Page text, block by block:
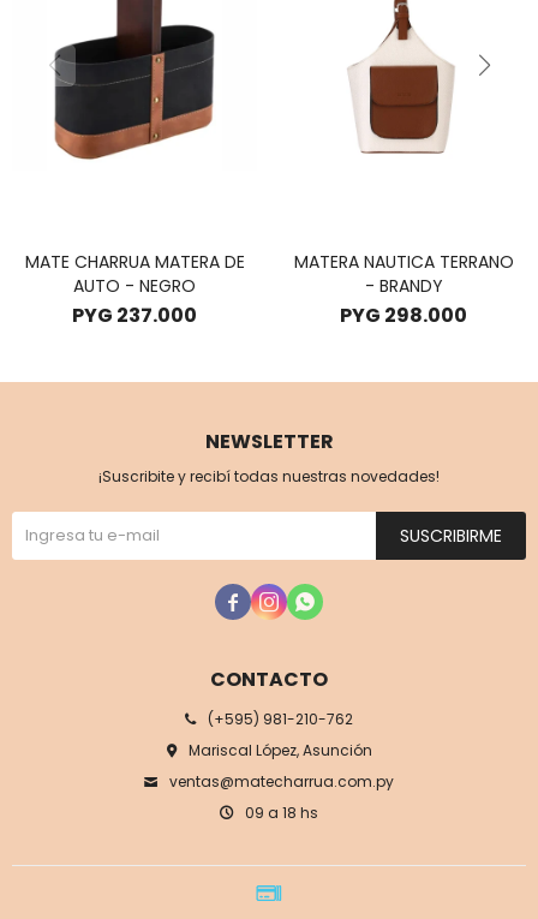
MATE CHARRUA MATERA DE
AUTO - NEGRO
PYG 237.000
MATERA NAUTICA TERRANO
- BRANDY
PYG 298.000
CONTACTO
(+595) 981-210-762
Mariscal López, Asunción
ventas@matecharrua.com.py
09 a 18 hs
NEWSLETTER
¡Suscribite y recibí todas nuestras novedades!
SUSCRIBIRME
  